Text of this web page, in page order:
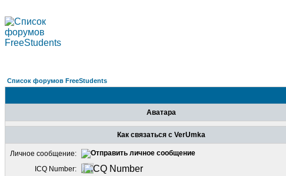
Список форумов FreeStudents
Аватара
Как связаться с VerUmka
Личное сообщение:
ICQ Number: